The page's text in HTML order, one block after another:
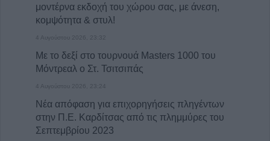
μοντέρνα εκδοχή του χώρου σας, με άνεση,
κομψότητα & στυλ!
4 Αυγούστου 2026, 23:32
Με το δεξί στο τουρνουά Masters 1000 του
Μόντρεαλ ο Στ. Τσιτσιπάς
4 Αυγούστου 2026, 23:24
Νέα απόφαση για επιχορηγήσεις πληγέντων
στην Π.Ε. Καρδίτσας από τις πλημμύρες του
Σεπτεμβρίου 2023